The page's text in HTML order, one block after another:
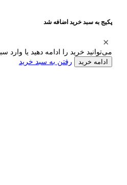
پکیج به سبد خرید اضافه شد
می‌توانید خرید را ادامه دهید یا وارد
ادامه خرید رفتن به سبد خرید